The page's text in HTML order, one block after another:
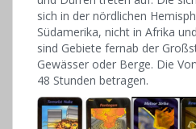
sich in der nördlichen
Südamerika, nicht in Afrika
sind Gebiete fernab der
Gewässer oder Berge. Die
48 Stunden betragen.